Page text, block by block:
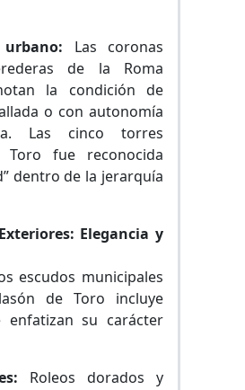
Las coronas
de la Roma
la condición de
o con autonomía
Las cinco torres
Toro fue reconocida
dentro de la jerarquía
Elegancia y
escudos municipales
de Toro incluye
enfatizan su carácter
Roleos dorados y